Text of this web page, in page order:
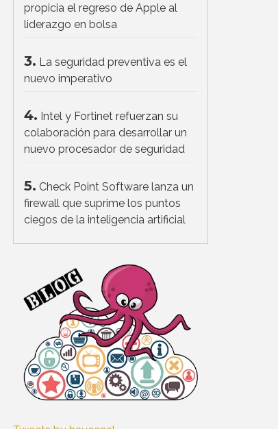
propicia el regreso de Apple al
liderazgo en bolsa
3. La seguridad preventiva es el
nuevo imperativo
4. Intel y Fortinet refuerzan su
colaboración para desarrollar un
nuevo procesador de seguridad
5. Check Point Software lanza un
firewall que suprime los puntos
ciegos de la inteligencia artificial